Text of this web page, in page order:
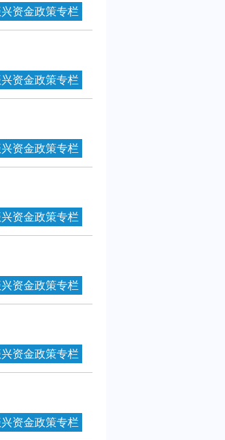
资金政策专栏
资金政策专栏
资金政策专栏
资金政策专栏
资金政策专栏
资金政策专栏
资金政策专栏